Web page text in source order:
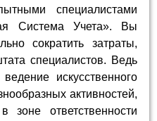
специалистами
Система Учета». Вы
сократить затраты,
специалистов. Ведь
искусственного
активностей,
ответственности